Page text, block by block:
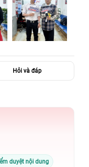
Hỏi và đáp
duyệt nội dung